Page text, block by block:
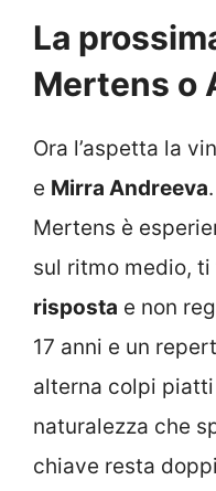
La
Mertens o
Ora l’aspetta la
e Mirra Andreeva
Mertens è
sul ritmo medio, ti
risposta e non
17 anni e un
alterna colpi
naturalezza che
chiave resta